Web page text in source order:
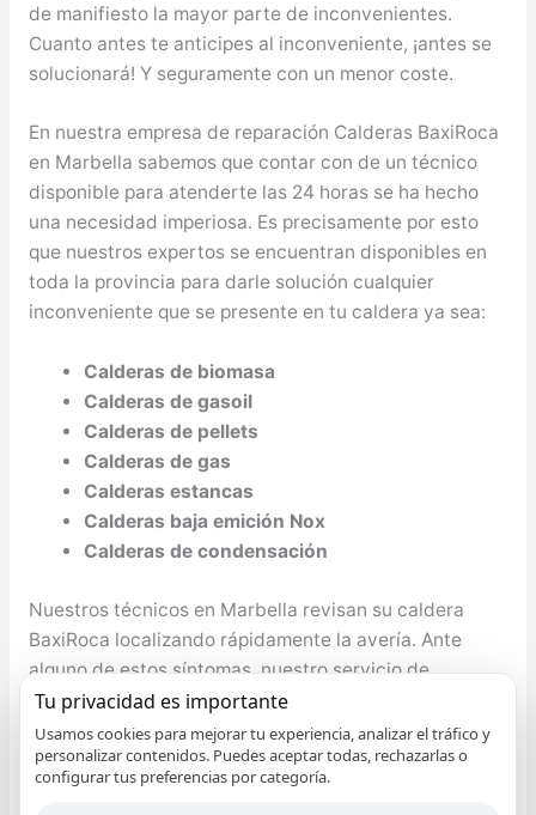
de manifiesto la mayor parte de inconvenientes.
Cuanto antes te anticipes al inconveniente, ¡antes se
solucionará! Y seguramente con un menor coste.
En nuestra empresa de reparación Calderas BaxiRoca
en Marbella sabemos que contar con de un técnico
disponible para atenderte las 24 horas se ha hecho
una necesidad imperiosa. Es precisamente por esto
que nuestros expertos se encuentran disponibles en
toda la provincia para darle solución cualquier
inconveniente que se presente en tu caldera ya sea:
Calderas de biomasa
Calderas de gasoil
Calderas de pellets
Calderas de gas
Calderas estancas
Calderas baja emición Nox
Calderas de condensación
Nuestros técnicos en Marbella revisan su caldera
BaxiRoca localizando rápidamente la avería. Ante
alguno de estos síntomas, nuestro servicio de
reparación de calderas BaxiRoca en Marbella
revisará cada uno de los componentes de su aparato
de aire acondicionado para proceder a su reparación:
Tu privacidad es importante
Usamos cookies para mejorar tu experiencia, analizar el tráfico y
personalizar contenidos. Puedes aceptar todas, rechazarlas o
configurar tus preferencias por categoría.